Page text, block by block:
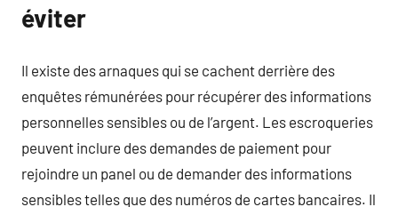
éviter
Il existe des arnaques qui se cachent derrière des
enquêtes rémunérées pour récupérer des informations
personnelles sensibles ou de l’argent. Les escroqueries
peuvent inclure des demandes de paiement pour
rejoindre un panel ou de demander des informations
sensibles telles que des numéros de cartes bancaires. Il